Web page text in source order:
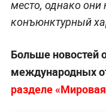
место, однако они
конъюнктурный
Больше новостей
международных
разделе